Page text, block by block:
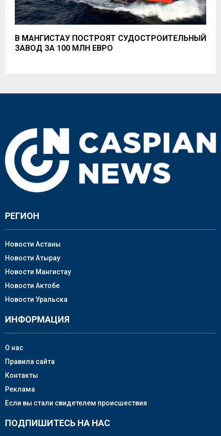
В МАНГИСТАУ ПОСТРОЯТ СУДОСТРОИТЕЛЬНЫЙ
ЗАВОД ЗА 100 МЛН ЕВРО
РЕГИОН
Новости Астаны
Новости Атырау
Новости Мангистау
Новости Актобе
Новости Уральска
ИНФОРМАЦИЯ
О нас
Правила сайта
Контакты
Реклама
Если вы стали свидетелем происшествия
ПОДПИШИТЕСЬ НА НАС